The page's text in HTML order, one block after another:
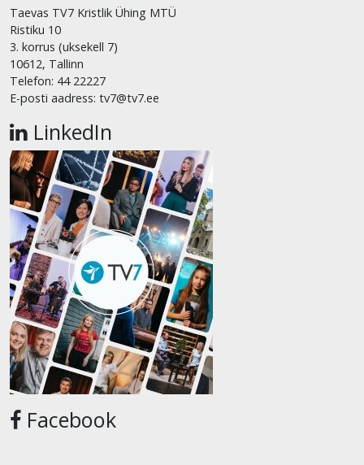
Taevas TV7 Kristlik Ühing MTÜ
Ristiku 10
3. korrus (uksekell 7)
10612, Tallinn
Telefon: 44 22227
E-posti aadress: tv7@tv7.ee
LinkedIn
Facebook